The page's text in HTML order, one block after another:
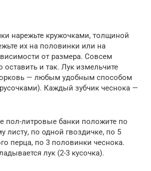
нарежьте кружочками, толщиной
их на половинки или на
от размера. Совсем
и так. Лук измельчите
— любым удобным способом
Каждый зубчик чеснока —
пол-литровые банки положите по
листу, по одной гвоздичке, по 5
перца, по 3 половинки чеснока.
лук (2-3 кусочка).